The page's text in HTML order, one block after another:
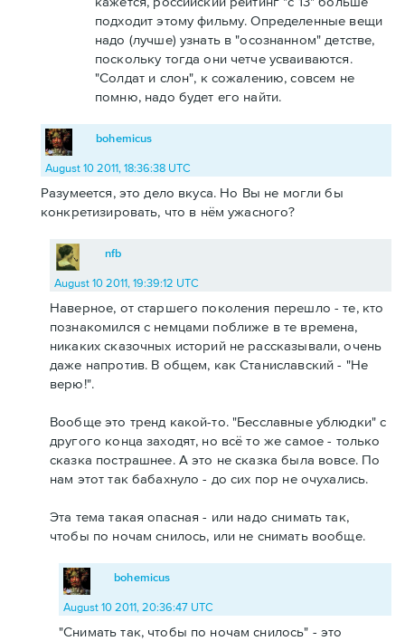
подходит этому фильму. Определенные вещи
надо (лучше) узнать в "осознанном" детстве,
поскольку тогда они четче усваиваются.
"Солдат и слон", к сожалению, совсем не
помню, надо будет его найти.
bohemicus
August 10 2011, 18:36:38 UTC
Разумеется, это дело вкуса. Но Вы не могли бы
конкретизировать, что в нём ужасного?
nfb
August 10 2011, 19:39:12 UTC
Наверное, от старшего поколения перешло - те, кто
познакомился с немцами поближе в те времена,
никаких сказочных историй не рассказывали, очень
даже напротив. В общем, как Станиславский - "Не
верю!".
Вообще это тренд какой-то. "Бесславные ублюдки" с
другого конца заходят, но всё то же самое - только
сказка пострашнее. А это не сказка была вовсе. По
нам этот так бабахнуло - до сих пор не очухались.
Эта тема такая опасная - или надо снимать так,
чтобы по ночам снилось, или не снимать вообще.
bohemicus
August 10 2011, 20:36:47 UTC
"Снимать так, чтобы по ночам снилось" - это